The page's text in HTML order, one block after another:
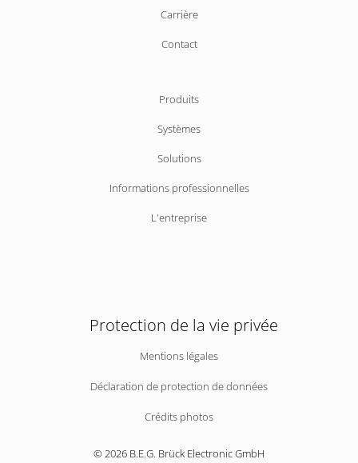
contenu
Carrière
Contact
contenu
Produits
Systèmes
Solutions
Informations professionnelles
L'entreprise
Protection de la vie privée
au
Mentions légales
Déclaration de protection de données
Crédits photos
© 2026 B.E.G. Brück Electronic GmbH